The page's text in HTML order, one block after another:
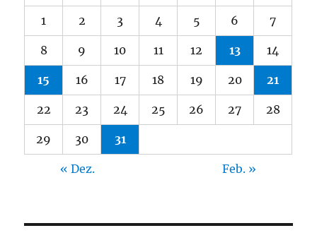
1 2 3 4 5 6 7
8 9 10 11 12 13 14
15 16 17 18 19 20 21
22 23 24 25 26 27 28
29 30 31
« Dez. Feb. »